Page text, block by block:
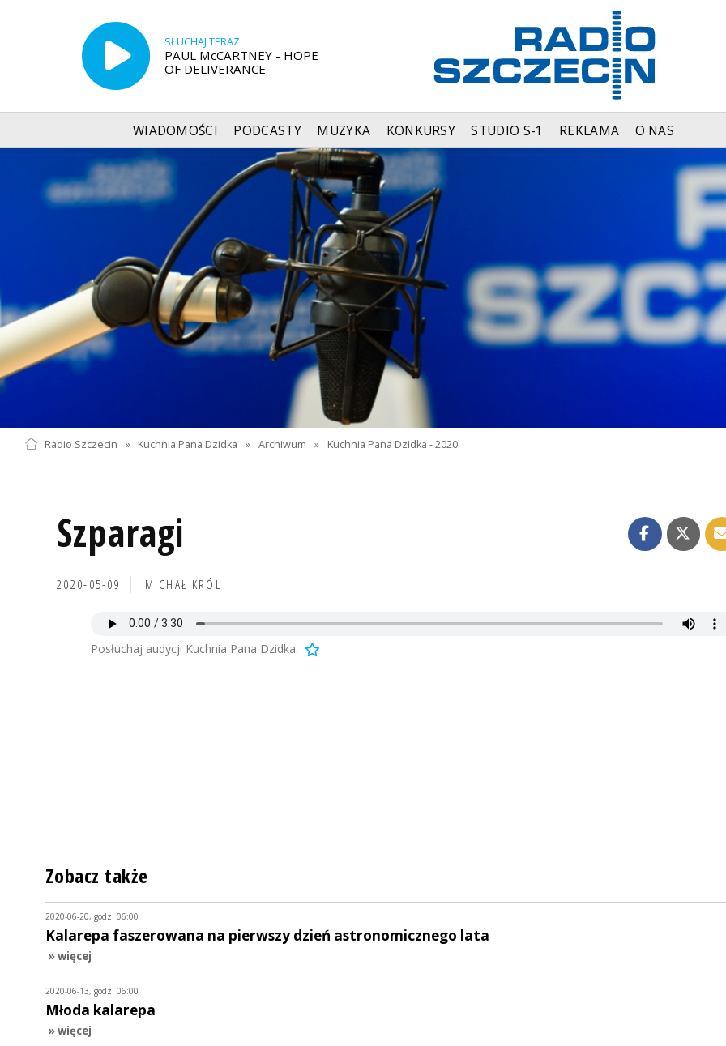
SŁUCHAJ TERAZ
PAUL McCARTNEY - HOPE
OF DELIVERANCE
WIADOMOŚCI PODCASTY MUZYKA KONKURSY STUDIO S-1 REKLAMA O NAS
Radio Szczecin » Kuchnia Pana Dzidka » Archiwum » Kuchnia Pana Dzidka - 2020
Szparagi
2020-05-09 MICHAŁ KRÓL
Posłuchaj audycji Kuchnia Pana Dzidka.
Zobacz także
2020-06-20, godz. 06:00
Kalarepa faszerowana na pierwszy dzień astronomicznego lata
» więcej
2020-06-13, godz. 06:00
Młoda kalarepa
» więcej